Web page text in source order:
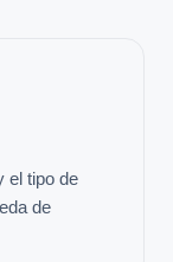
el tipo de
de